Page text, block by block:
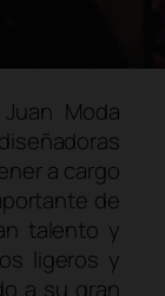
Moda
a cargo
de
talento y
ligeros y
a su gran